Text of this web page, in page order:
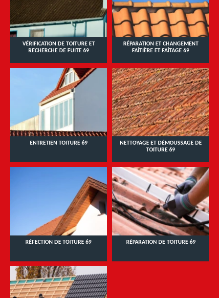
VÉRIFICATION DE TOITURE ET
RECHERCHE DE FUITE 69
RÉPARATION ET CHANGEMENT
FAÎTIÈRE ET FAÎTAGE 69
ENTRETIEN TOITURE 69
NETTOYAGE ET DÉMOUSSAGE DE
TOITURE 69
RÉFECTION DE TOITURE 69 RÉPARATION DE TOITURE 69